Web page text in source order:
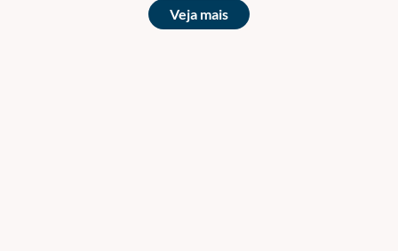
via teclas de atalho
Veja mais